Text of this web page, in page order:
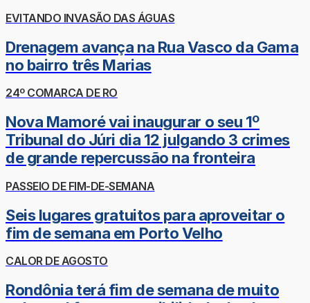
EVITANDO INVASÃO DAS ÁGUAS
Drenagem avança na Rua Vasco da Gama
no bairro três Marias
24º COMARCA DE RO
Nova Mamoré vai inaugurar o seu 1º
Tribunal do Júri dia 12 julgando 3 crimes
de grande repercussão na fronteira
PASSEIO DE FIM-DE-SEMANA
Seis lugares gratuitos para aproveitar o
fim de semana em Porto Velho
CALOR DE AGOSTO
Rondônia terá fim de semana de muito